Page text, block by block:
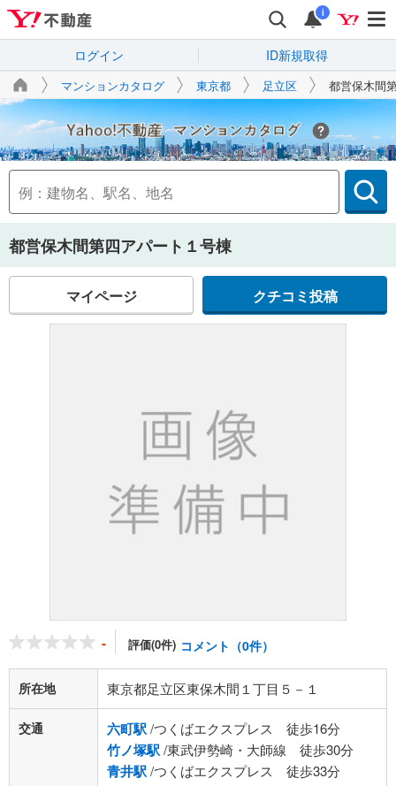
i
ログイン ID新規取得
マンションカタログ 東京都 足立区 都営保木間
Yahoo!不動産
都営保木間第四アパート１号棟
マイページ クチコミ投稿
- 評価(0件) コメント（0件）
所在地 東京都足立区東保木間１丁目５－１
交通 六町駅/つくばエクスプレス 徒歩16分
竹ノ塚駅/東武伊勢崎・大師線 徒歩30分
青井駅/つくばエクスプレス 徒歩33分